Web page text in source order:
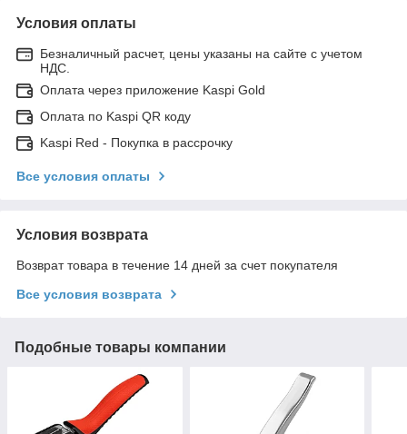
Условия оплаты
Безналичный расчет, цены указаны на сайте с учетом
НДС.
Оплата через приложение Kaspi Gold
Оплата по Kaspi QR коду
Kaspi Red - Покупка в рассрочку
Все условия оплаты
Условия возврата
Возврат товара в течение 14 дней за счет покупателя
Все условия возврата
Подобные товары компании